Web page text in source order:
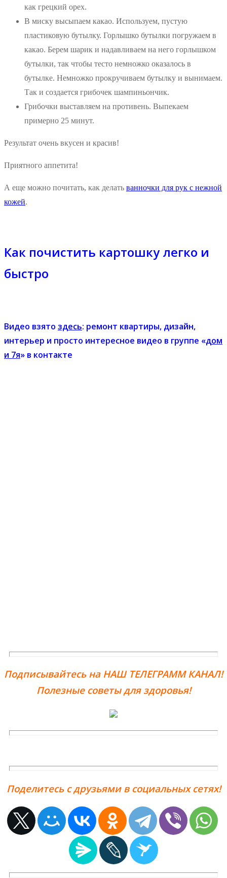
как грецкий орех.
В миску высыпаем какао. Используем, пустую
пластиковую бутылку. Горлышко бутылки погружаем в
какао. Берем шарик и надавливаем на него горлышком
бутылки, так чтобы тесто немножко оказалось в
бутылке. Немножко прокручиваем бутылку и вынимаем.
Так и создается грибочек шампиньончик.
Грибочки выставляем на противень. Выпекаем
примерно 25 минут.
Результат очень вкусен и красив!
Приятного аппетита!
А еще можно почитать, как делать ванночки для рук с нежной
кожей.
Как почистить картошку легко и
быстро
Видео взято здесь: ремонт квартиры, дизайн,
интерьер и просто интересное видео в группе «дом
и 7я» в контакте
Подписывайтесь на НАШ ТЕЛЕГРАММ КАНАЛ!
Полезные советы для здоровья!
Поделитесь с друзьями в социальных сетях!